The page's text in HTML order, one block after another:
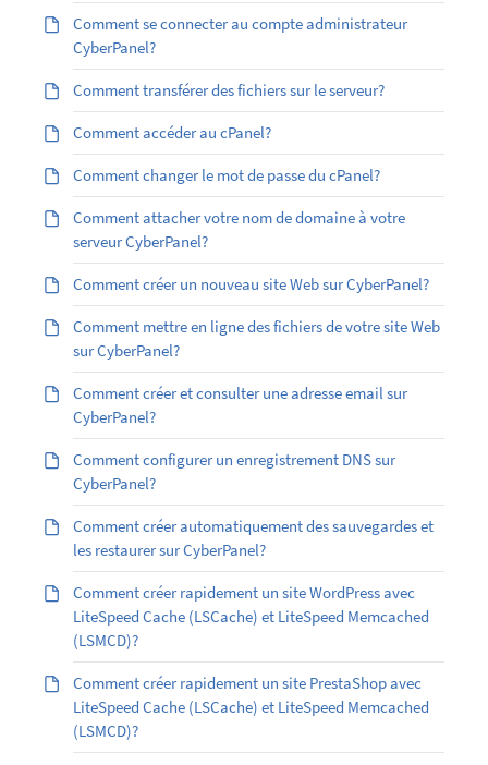
Comment se connecter au compte administrateur
CyberPanel?
Comment transférer des fichiers sur le serveur?
Comment accéder au cPanel?
Comment changer le mot de passe du cPanel?
Comment attacher votre nom de domaine à votre
serveur CyberPanel?
Comment créer un nouveau site Web sur CyberPanel?
Comment mettre en ligne des fichiers de votre site Web
sur CyberPanel?
Comment créer et consulter une adresse email sur
CyberPanel?
Comment configurer un enregistrement DNS sur
CyberPanel?
Comment créer automatiquement des sauvegardes et
les restaurer sur CyberPanel?
Comment créer rapidement un site WordPress avec
LiteSpeed Cache (LSCache) et LiteSpeed Memcached
(LSMCD)?
Comment créer rapidement un site PrestaShop avec
LiteSpeed Cache (LSCache) et LiteSpeed Memcached
(LSMCD)?